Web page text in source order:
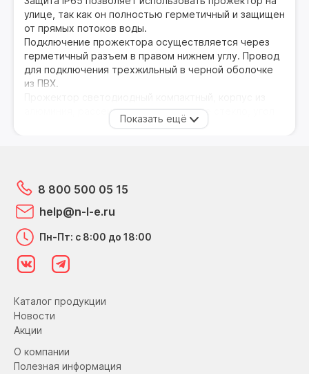
улице, так как он полностью герметичный и защищен
от прямых потоков воды.
Подключение прожектора осуществляется через
герметичный разъем в правом нижнем углу. Провод
для подключения трехжильный в черной оболочке
из ПВХ.
алюминия, рассеиватель - закаленное стекло, угол
раскрытия луча 110°, 2 года гарантии, индекс
Каталог продукции
Новости
Акции
О компании
Полезная информация
8 800 500 05 15
help@n-l-e.ru
Пн-Пт: с 8:00 до 18:00